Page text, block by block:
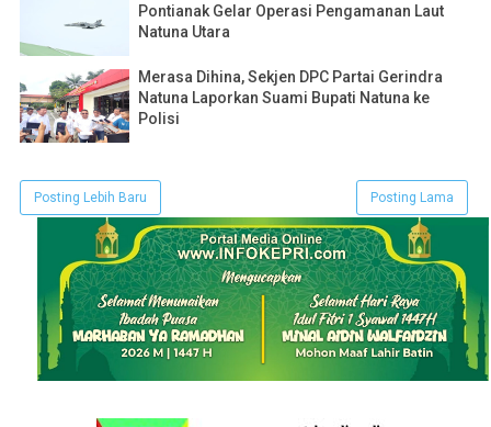
Pontianak Gelar Operasi Pengamanan Laut
Natuna Utara
Merasa Dihina, Sekjen DPC Partai Gerindra
Natuna Laporkan Suami Bupati Natuna ke
Polisi
Posting Lebih Baru Posting Lama